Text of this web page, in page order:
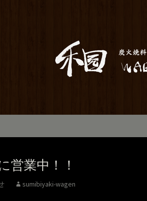
お知らせ
営業中！！
sumibiyaki-wagen